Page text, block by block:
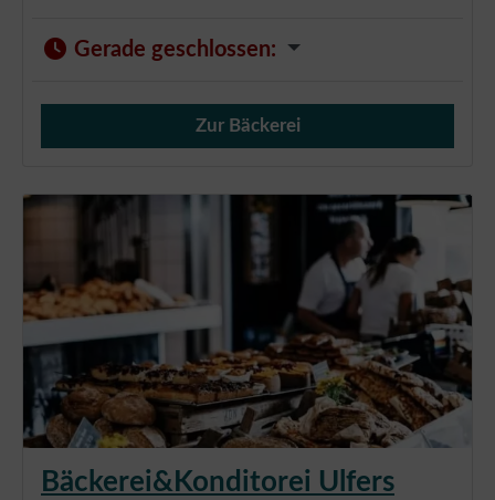
Gerade geschlossen:
Verkauf von Brötchen,
Zur Bäckerei
Bäckerei&Konditorei Ulfers